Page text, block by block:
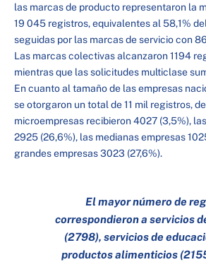
las marcas de producto representaron la
19 045 registros, equivalentes al 58,1%
seguidas por las marcas de servicio con
Las marcas colectivas alcanzaron 1194
mientras que las solicitudes multiclase
En cuanto al tamaño de las empresas
se otorgaron un total de 11 mil registros,
microempresas recibieron 4027 (3,5%),
2925 (26,6%), las medianas empresas
grandes empresas 3023 (27,6%).
El mayor número de
correspondieron a servicios
(2798), servicios de
productos alimenticios